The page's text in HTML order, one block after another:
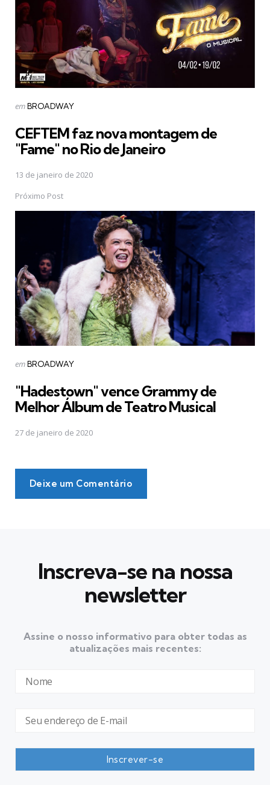
Postado
emBROADWAY
CEFTEM faz nova montagem de
"Fame" no Rio de Janeiro
13 de janeiro de 2020
Próximo Post
Postado
emBROADWAY
"Hadestown" vence Grammy de
Melhor Álbum de Teatro Musical
27 de janeiro de 2020
Deixe um Comentário
Inscreva-se na nossa
newsletter
Assine o nosso informativo para obter todas as
atualizações mais recentes: